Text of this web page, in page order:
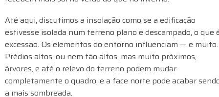
Até aqui, discutimos a insolação como se a edificação
estivesse isolada num terreno plano e descampado, o que
excessão. Os elementos do entorno influenciam — e muito.
Prédios altos, ou nem tão altos, mas muito próximos,
árvores, e até o relevo do terreno podem mudar
completamente o quadro, e a face norte pode acabar
a mais sombreada.